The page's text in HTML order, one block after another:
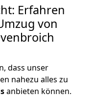
Erfahren
von
dass unser
nahezu alles zu
anbieten können.